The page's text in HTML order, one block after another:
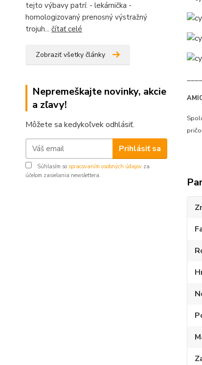
tejto výbavy patrí: - lekárnička -
homologizovaný prenosný výstražný
trojuh... čítať celé
Zobraziť všetky články
Nepremeškajte novinky, akcie
a zľavy!
Môžete sa kedykoľvek odhlásiť.
Prihlásiť sa
Súhlasím so spracovaním osobných údajov za
účelom zasielania newslettera.